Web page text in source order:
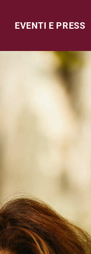
EVENTI E PRESS